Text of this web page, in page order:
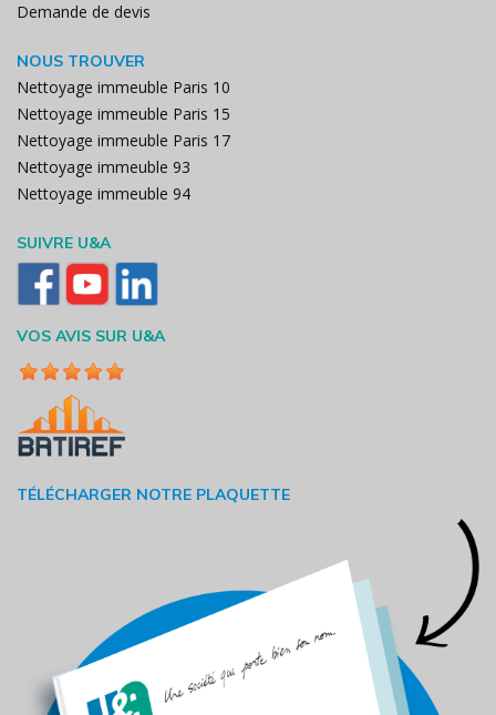
Demande de devis
NOUS TROUVER
Nettoyage immeuble Paris 10
Nettoyage immeuble Paris 15
Nettoyage immeuble Paris 17
Nettoyage immeuble 93
Nettoyage immeuble 94
SUIVRE U&A
VOS AVIS SUR U&A
TÉLÉCHARGER NOTRE PLAQUETTE